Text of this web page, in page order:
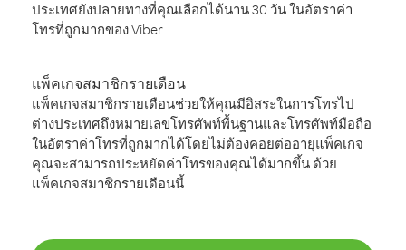
ประเทศยังปลายทางที่คุณเลือกได้นาน 30 วัน ในอัตราค่า
โทรที่ถูกมากของ Viber
แพ็คเกจสมาชิกรายเดือน
แพ็คเกจสมาชิกรายเดือนช่วยให้คุณมีอิสระในการโทรไป
ต่างประเทศถึงหมายเลขโทรศัพท์พื้นฐานและโทรศัพท์มือถือ
ในอัตราค่าโทรที่ถูกมากได้โดยไม่ต้องคอยต่ออายุแพ็คเกจ
คุณจะสามารถประหยัดค่าโทรของคุณได้มากขึ้น ด้วย
แพ็คเกจสมาชิกรายเดือนนี้